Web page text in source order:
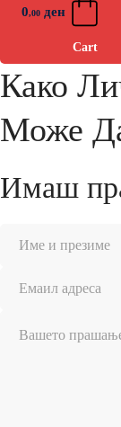
0,00 ден
Cart
Како
Може
Имаш